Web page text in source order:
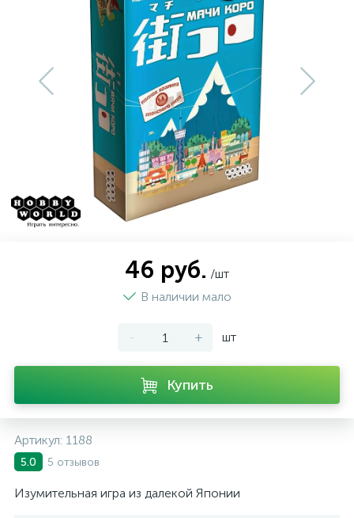
46 руб. /шт
В наличии мало
- + шт
Купить
Артикул: 1188
5.0 5 отзывов
Изумительная игра из далекой Японии